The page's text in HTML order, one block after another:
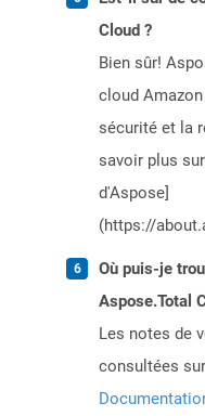
Cloud ?
Bien sûr!
cloud
sécurité et la
savoir plus
d'Aspose]
(https://
Où puis-je
Aspose.Total
Les notes de
consultées sur